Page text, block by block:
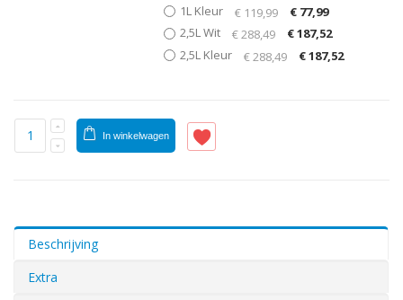
1L Kleur
€ 119,99
€ 77,99
2,5L Wit
€ 288,49
€ 187,52
2,5L Kleur
€ 288,49 € 187,52
In winkelwagen
Beschrijving
Extra